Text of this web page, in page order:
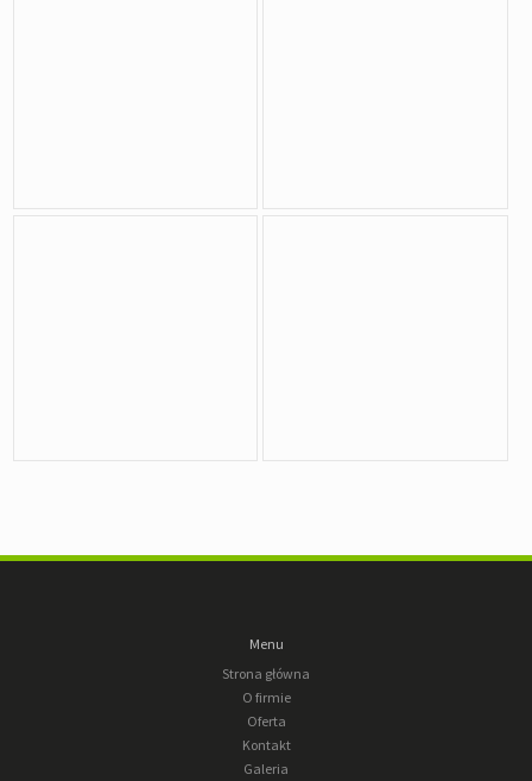
Menu
Strona główna
O firmie
Oferta
Kontakt
Galeria